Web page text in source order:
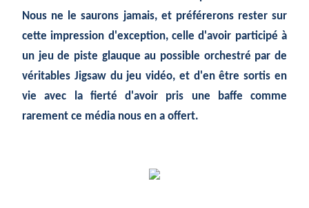
Nous ne le saurons jamais, et préférerons rester sur
cette impression d'exception, celle d'avoir participé à
un jeu de piste glauque au possible orchestré par de
véritables Jigsaw du jeu vidéo, et d'en être sortis en
vie avec la fierté d'avoir pris une baffe comme
rarement ce média nous en a offert.